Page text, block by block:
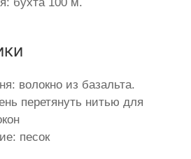
волокно из базальта.
перетянуть нитью для
песок